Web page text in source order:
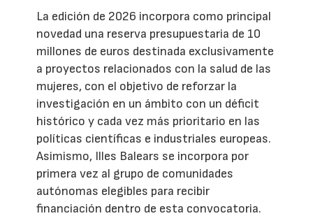
La edición de 2026 incorpora como principal
novedad una reserva presupuestaria de 10
millones de euros destinada exclusivamente
a proyectos relacionados con la salud de las
mujeres, con el objetivo de reforzar la
investigación en un ámbito con un déficit
histórico y cada vez más prioritario en las
políticas científicas e industriales europeas.
Asimismo, Illes Balears se incorpora por
primera vez al grupo de comunidades
autónomas elegibles para recibir
financiación dentro de esta convocatoria.